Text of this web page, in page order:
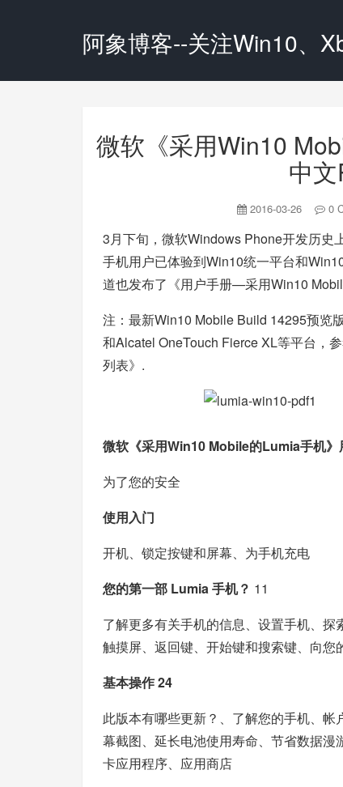
阿象博客--关注Win10、
微软《采用Win10
中
2016-03-26 0
3月下旬，微软Windows Phone开发历史
手机用户已体验到Win10统一平台和
道也发布了《用户手册—采用Win10
注：最新Win10 Mobile Build 14295预览
和Alcatel OneTouch Fierce XL等平台，
列表》.
微软《采用Win10 Mobile的Lumia手机》
为了您的安全
使用入门
开机、锁定按键和屏幕、为手机充电
您的第一部 Lumia 手机？ 11
了解更多有关手机的信息、设置手机、
触摸屏、返回键、开始键和搜索键、向您
基本操作 24
此版本有哪些更新？、了解您的手机、
幕截图、延长电池使用寿命、节省数据
卡应用程序、应用商店